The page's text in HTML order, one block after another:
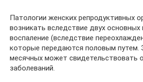
Патологии женских репродуктивных
возникать вследствие двух основных
воспаление (вследствие
которые передаются половым путем.
месячных может свидетельствовать
заболеваний.